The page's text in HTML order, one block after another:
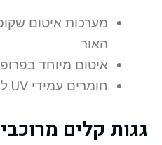
מערכות איטום
האור
איטום מיוחד
חומרים עמידי UV למניעת התבלות מואצת
גגות קלים